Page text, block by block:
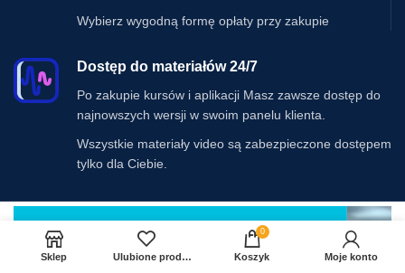
Wybierz wygodną formę opłaty przy zakupie
Dostęp do materiałów 24/7
Po zakupie kursów i aplikacji Masz zawsze dostęp do
najnowszych wersji w swoim panelu klienta.
Wszystkie materiały video są zabezpieczone dostępem
tylko dla Ciebie.
Sklep Ulubione produkty
0
Koszyk Moje konto